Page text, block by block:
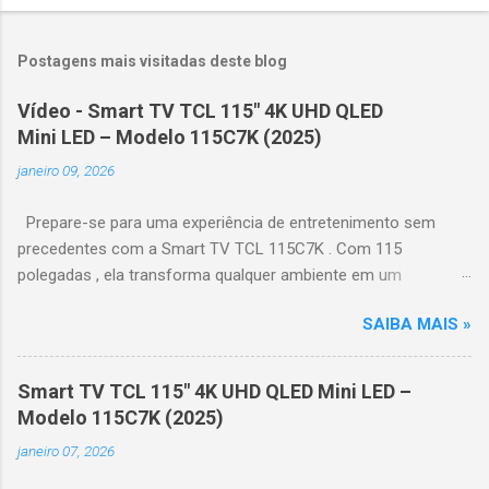
Postagens mais visitadas deste blog
Vídeo - Smart TV TCL 115" 4K UHD QLED
Mini LED – Modelo 115C7K (2025)
janeiro 09, 2026
Prepare-se para uma experiência de entretenimento sem
precedentes com a Smart TV TCL 115C7K . Com 115
polegadas , ela transforma qualquer ambiente em um
e realistas. 🌟 Destaques do produto Tela QLED Mini LED 115” :
controle de iluminação preciso, brilho intenso e cores
vibrantes. Resolução 4K UHD : detalhes impressionantes e
contraste profundo em cada cena. Processador AiPQ :
desempenho otimizado para imagens e movimentos fluidos.
Taxa de atualização nativa de 144Hz (até 240Hz com DLG) :
SAIBA MAIS »
Smart TV TCL 115" 4K UHD QLED Mini LED –
Modelo 115C7K (2025)
janeiro 07, 2026